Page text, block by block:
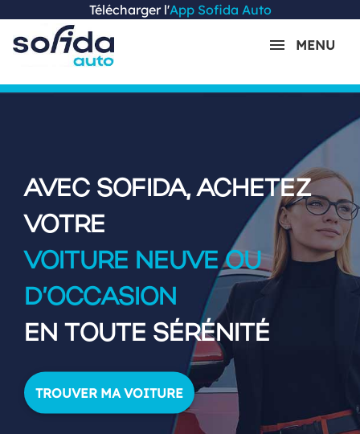
Télécharger l'App Sofida Auto
MENU
AVEC SOFIDA, ACHETEZ
VOTRE
VOITURE NEUVE OU
D’OCCASION
EN TOUTE SÉRÉNITÉ
TROUVER MA VOITURE